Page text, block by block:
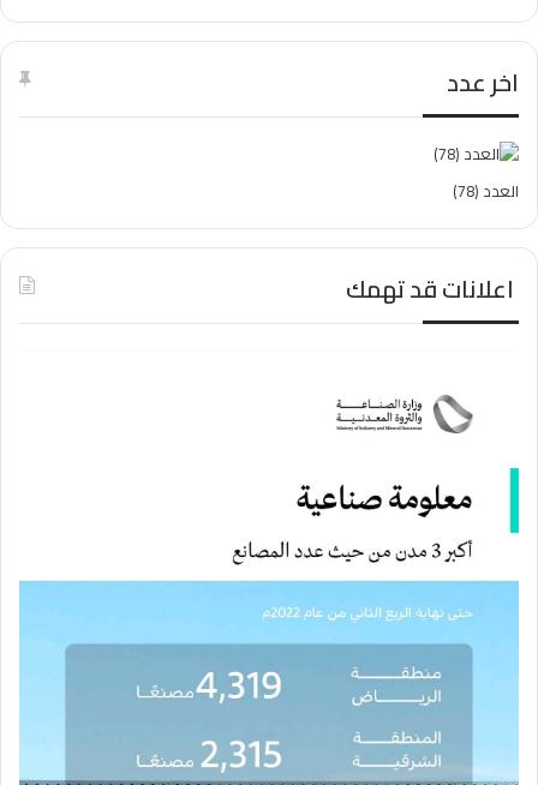
اخر عدد
العدد (78)
اعلانات قد تهمك